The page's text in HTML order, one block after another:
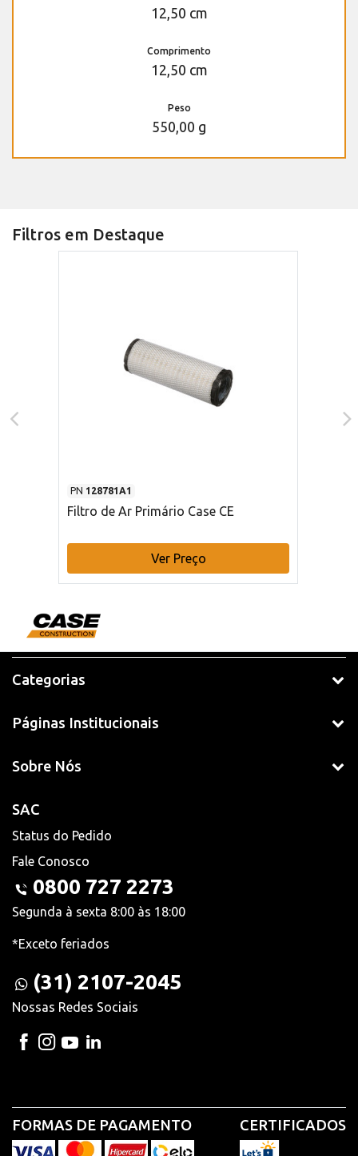
12,50 cm
Comprimento
12,50 cm
Peso
550,00 g
Filtros em Destaque
PN 128781A1
Filtro de Ar Primário Case CE
Ver Preço
Categorias
Páginas Institucionais
Sobre Nós
SAC
Status do Pedido
Fale Conosco
0800 727 2273
Segunda à sexta 8:00 às 18:00
*Exceto feriados
(31) 2107-2045
Nossas Redes Sociais
FORMAS DE PAGAMENTO CERTIFICADOS